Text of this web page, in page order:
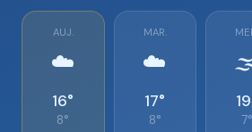
AUJ.
☁️
16°
8°
MAR.
☁️
17°
8° 7°